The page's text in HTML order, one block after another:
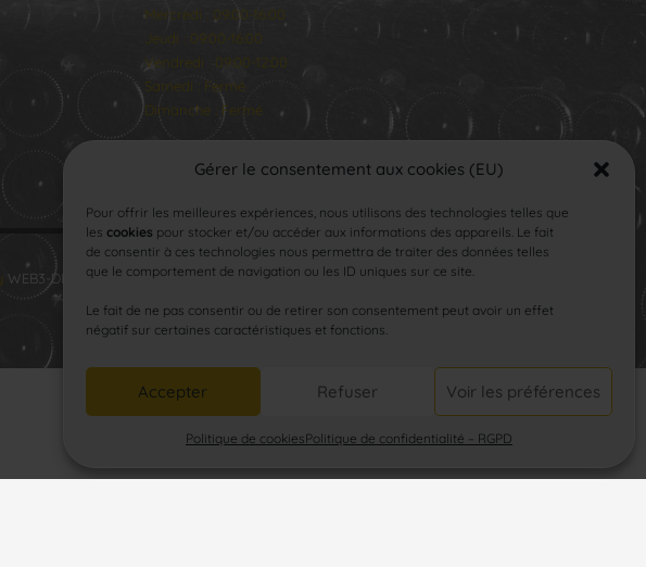
Gérer le consentement aux cookies (EU)
Pour offrir les meilleures expériences, nous utilisons des technologies telles que
les cookies pour stocker et/ou accéder aux informations des appareils. Le fait
de consentir à ces technologies nous permettra de traiter des données telles
que le comportement de navigation ou les ID uniques sur ce site.
Le fait de ne pas consentir ou de retirer son consentement peut avoir un effet
négatif sur certaines caractéristiques et fonctions.
Accepter Refuser Voir les préférences
Politique de cookiesPolitique de confidentialité – RGPD
Mercredi : 09:00-16:00
Jeudi : 09:00-16:00
Vendredi : 09:00-12:00
Samedi : Fermé
Dimanche : Fermé
WEB3-DESIGN.